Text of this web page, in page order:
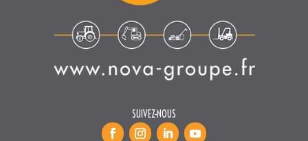
SUIVEZ-NOUS